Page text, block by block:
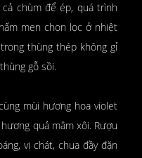
chùm để ép, quá trình
men chọn lọc ở nhiệt
thùng thép không gỉ
gỗ sồi.
mùi hương hoa violet
quả mâm xôi. Rượu
vị chát, chua đầy đặn